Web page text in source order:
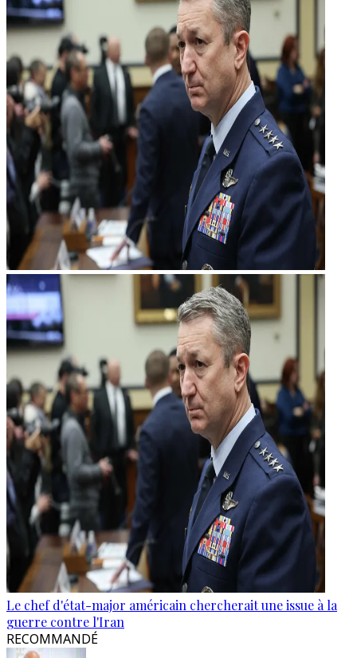
Le chef d'état-major américain chercherait une issue à la
guerre contre l'Iran
RECOMMANDÉ